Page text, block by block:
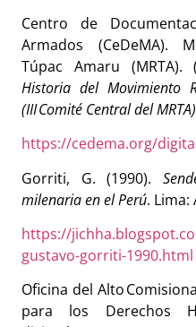
Centro de
Armados (CeDeMA).
Túpac Amaru
Historia del Movimiento
(III Comité Central del MRTA)
https://cedema.org/
Gorriti, G. (1990).
milenaria en el Perú. Lima:
https://
gustavo-gorriti-1990.html
Oficina del Alto
para los Derechos